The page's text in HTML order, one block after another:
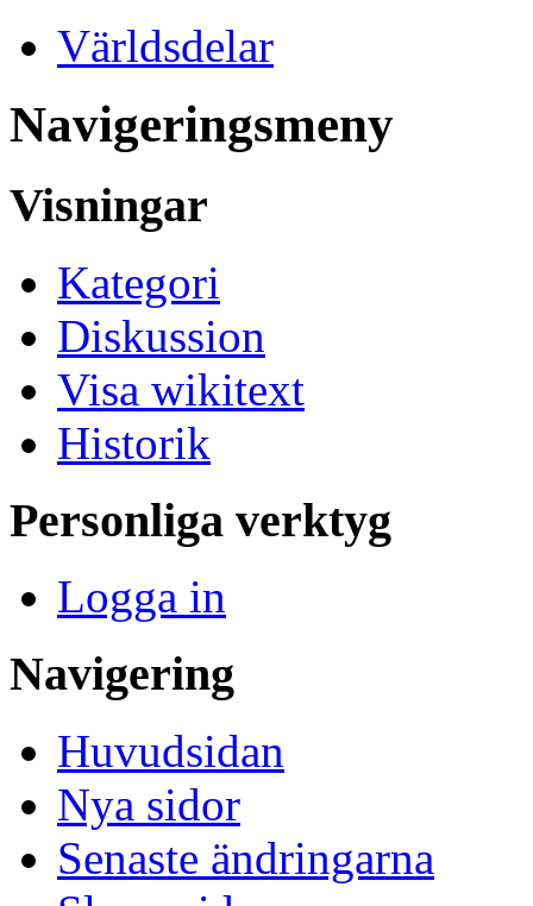
Världsdelar
Navigeringsmeny
Visningar
Kategori
Diskussion
Visa wikitext
Historik
Personliga verktyg
Logga in
Navigering
Huvudsidan
Nya sidor
Senaste ändringarna